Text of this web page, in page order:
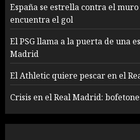
España se estrella contra el
encuentra el gol
El PSG llama a la puerta de una
Madrid
El Athletic quiere pescar en el
Crisis en el Real Madrid: